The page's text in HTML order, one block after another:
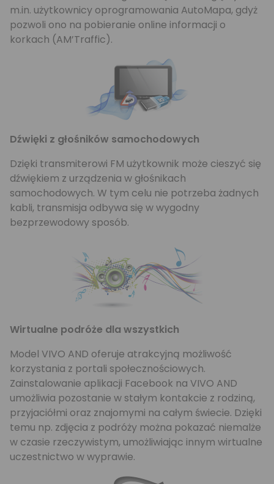
m.in. użytkownicy oprogramowania AutoMapa, gdyż
pozwoli ono na pobieranie online informacji o
korkach (AM’Traffic).
Dźwięki z głośników samochodowych
Dzięki transmiterowi FM użytkownik może cieszyć się
dźwiękiem z urządzenia w głośnikach
samochodowych. W tym celu nie potrzeba żadnych
kabli, transmisja odbywa się w wygodny
bezprzewodowy sposób.
Wirtualne podróże dla wszystkich
Model VIVO AND oferuje atrakcyjną możliwość
korzystania z portali społecznościowych.
Zainstalowanie aplikacji Facebook na VIVO AND
umożliwia pozostanie w stałym kontakcie z rodziną,
przyjaciółmi oraz znajomymi na całym świecie. Dzięki
temu np. zdjęcia z podróży można pokazać niemalże
w czasie rzeczywistym, umożliwiając innym wirtualne
uczestnictwo w wyprawie.